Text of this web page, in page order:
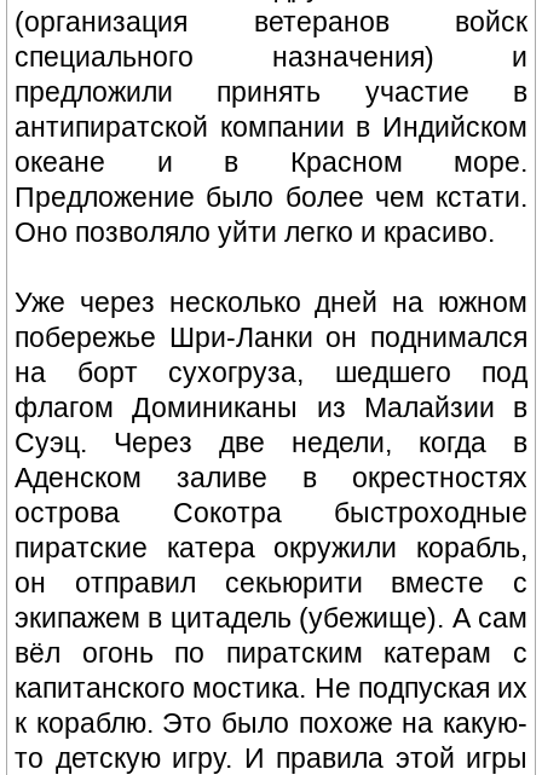
(организация ветеранов войск
специального назначения) и
предложили принять участие в
антипиратской компании в Индийском
океане и в Красном море.
Предложение было более чем кстати.
Оно позволяло уйти легко и красиво.
Уже через несколько дней на южном
побережье Шри-Ланки он поднимался
на борт сухогруза, шедшего под
флагом Доминиканы из Малайзии в
Суэц. Через две недели, когда в
Аденском заливе в окрестностях
острова Сокотра быстроходные
пиратские катера окружили корабль,
он отправил секьюрити вместе с
экипажем в цитадель (убежище). А сам
вёл огонь по пиратским катерам с
капитанского мостика. Не подпуская их
к кораблю. Это было похоже на какую-
то детскую игру. И правила этой игры